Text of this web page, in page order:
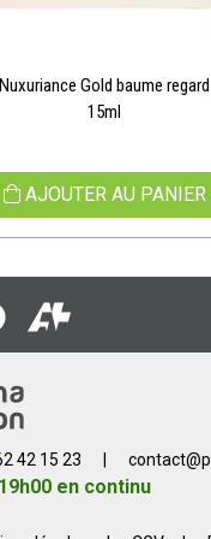
Nuxuriance Gold baume regard
15ml
AJOUTER AU PANIER
42 15 23 contact@
en continu